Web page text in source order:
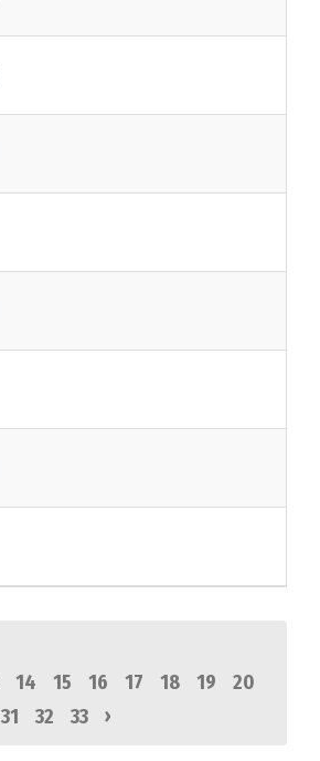
14 15 16 17 18 19
20
31 32 33 ›